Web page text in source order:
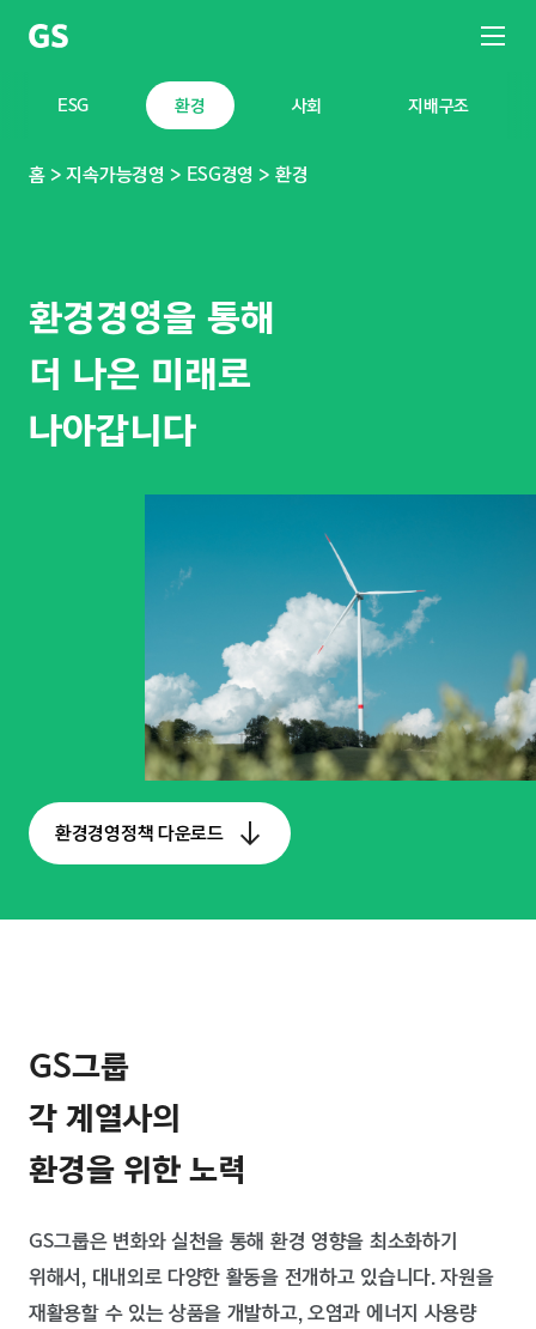
ESG 환경 사회 지배구조
홈 지속가능경영 ESG경영 환경
환경
환경경영을 통해
더 나은 미래로
나아갑니다
환경경영정책 다운로드
GS그룹
각 계열사의
환경을 위한 노력
GS그룹은 변화와 실천을 통해 환경 영향을 최소화하기
위해서, 대내외로 다양한 활동을 전개하고 있습니다. 자원을
재활용할 수 있는 상품을 개발하고, 오염과 에너지 사용량